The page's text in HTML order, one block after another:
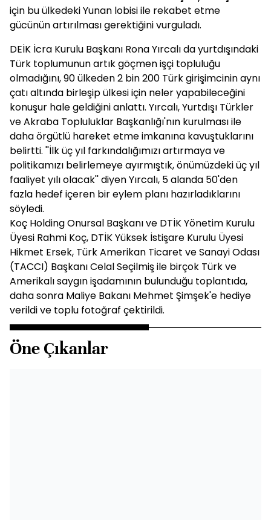
için bu ülkedeki Yunan lobisi ile rekabet etme
gücünün artırılması gerektiğini vurguladı.
DEİK İcra Kurulu Başkanı Rona Yırcalı da yurtdışındaki
Türk toplumunun artık göçmen işçi topluluğu
olmadığını, 90 ülkeden 2 bin 200 Türk girişimcinin aynı
çatı altında birleşip ülkesi için neler yapabileceğini
konuşur hale geldiğini anlattı. Yırcalı, Yurtdışı Türkler
ve Akraba Topluluklar Başkanlığı'nın kurulması ile
daha örgütlü hareket etme imkanına kavuştuklarını
belirtti. ''İlk üç yıl farkındalığımızı artırmaya ve
politikamızı belirlemeye ayırmıştık, önümüzdeki üç yıl
faaliyet yılı olacak'' diyen Yırcalı, 5 alanda 50'den
fazla hedef içeren bir eylem planı hazırladıklarını
söyledi.
Koç Holding Onursal Başkanı ve DTİK Yönetim Kurulu
Üyesi Rahmi Koç, DTİK Yüksek İstişare Kurulu Üyesi
Hikmet Ersek, Türk Amerikan Ticaret ve Sanayi Odası
(TACCI) Başkanı Celal Seçilmiş ile birçok Türk ve
Amerikalı saygın işadamının bulunduğu toplantıda,
daha sonra Maliye Bakanı Mehmet Şimşek'e hediye
verildi ve toplu fotoğraf çektirildi.
Öne Çıkanlar